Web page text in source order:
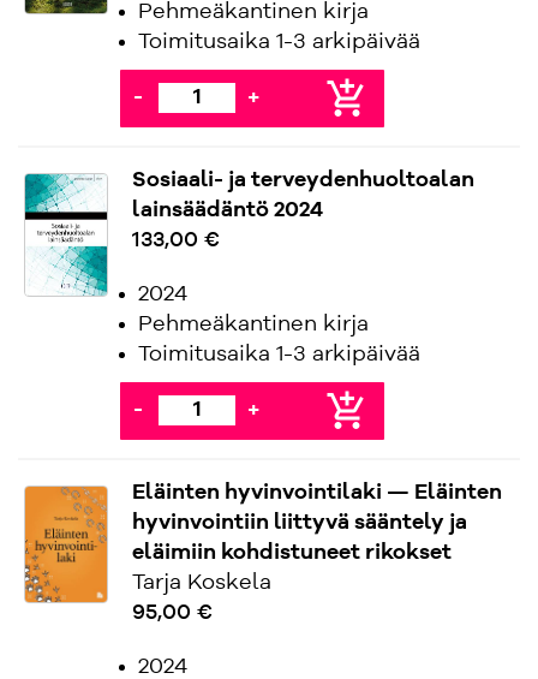
Pehmeäkantinen kirja
Toimitusaika 1-3 arkipäivää
- + add_shopping_cart
Sosiaali- ja terveydenhuoltoalan
lainsäädäntö 2024
133,00 €
2024
Pehmeäkantinen kirja
Toimitusaika 1-3 arkipäivää
- + add_shopping_cart
Eläinten hyvinvointilaki — Eläinten
hyvinvointiin liittyvä sääntely ja
eläimiin kohdistuneet rikokset
Tarja Koskela
95,00 €
2024